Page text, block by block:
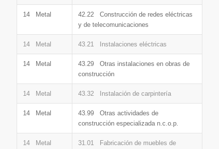
14 Metal
42.22 Construcción de redes eléctricas
y de telecomunicaciones
14 Metal 43.21 Instalaciones eléctricas
14 Metal
43.29 Otras instalaciones en obras de
construcción
14 Metal 43.32 Instalación de carpintería
14 Metal
43.99 Otras actividades de
construcción especializada n.c.o.p.
14 Metal
31.01 Fabricación de muebles de